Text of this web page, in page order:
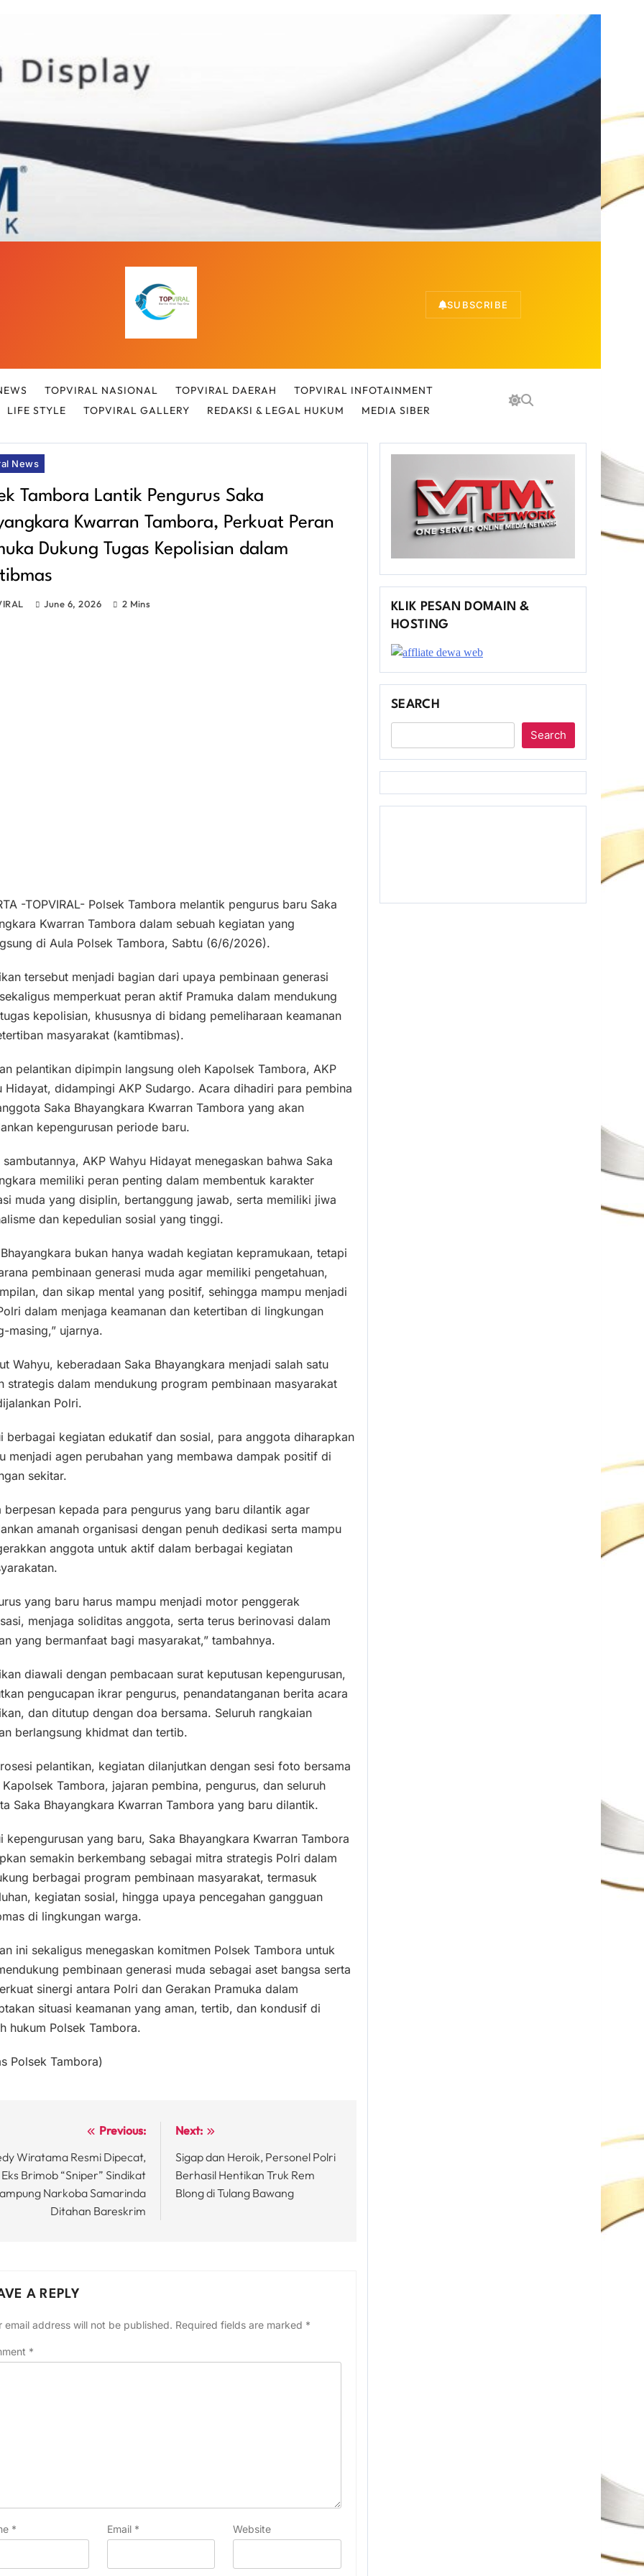
SUBSCRIBE
TOPVIRAL NASIONAL TOPVIRAL DAERAH
TOPVIRAL INFOTAINMENT
LIFE STYLE TOPVIRAL GALLERY REDAKSI & LEGAL HUKUM MEDIA SIBER
News
Tambora Lantik Pengurus Saka
Kwarran Tambora, Perkuat Peran
Dukung Tugas Kepolisian dalam
June 6, 2026 2 Mins
-TOPVIRAL- Polsek Tambora melantik pengurus baru Saka
Kwarran Tambora dalam sebuah kegiatan yang
di Aula Polsek Tambora, Sabtu (6/6/2026).
tersebut menjadi bagian dari upaya pembinaan generasi
memperkuat peran aktif Pramuka dalam mendukung
kepolisian, khususnya di bidang pemeliharaan keamanan
masyarakat (kamtibmas).
pelantikan dipimpin langsung oleh Kapolsek Tambora, AKP
Hidayat, didampingi AKP Sudargo. Acara dihadiri para pembina
Saka Bhayangkara Kwarran Tambora yang akan
kepengurusan periode baru.
sambutannya, AKP Wahyu Hidayat menegaskan bahwa Saka
memiliki peran penting dalam membentuk karakter
muda yang disiplin, bertanggung jawab, serta memiliki jiwa
dan kepedulian sosial yang tinggi.
Bhayangkara bukan hanya wadah kegiatan kepramukaan, tetapi
pembinaan generasi muda agar memiliki pengetahuan,
dan sikap mental yang positif, sehingga mampu menjadi
dalam menjaga keamanan dan ketertiban di lingkungan
masing,” ujarnya.
Wahyu, keberadaan Saka Bhayangkara menjadi salah satu
strategis dalam mendukung program pembinaan masyarakat
Polri.
berbagai kegiatan edukatif dan sosial, para anggota diharapkan
menjadi agen perubahan yang membawa dampak positif di
sekitar.
berpesan kepada para pengurus yang baru dilantik agar
amanah organisasi dengan penuh dedikasi serta mampu
anggota untuk aktif dalam berbagai kegiatan
yang baru harus mampu menjadi motor penggerak
menjaga soliditas anggota, serta terus berinovasi dalam
yang bermanfaat bagi masyarakat,” tambahnya.
diawali dengan pembacaan surat keputusan kepengurusan,
pengucapan ikrar pengurus, penandatanganan berita acara
dan ditutup dengan doa bersama. Seluruh rangkaian
berlangsung khidmat dan tertib.
pelantikan, kegiatan dilanjutkan dengan sesi foto bersama
Kapolsek Tambora, jajaran pembina, pengurus, dan seluruh
Saka Bhayangkara Kwarran Tambora yang baru dilantik.
kepengurusan yang baru, Saka Bhayangkara Kwarran Tambora
semakin berkembang sebagai mitra strategis Polri dalam
berbagai program pembinaan masyarakat, termasuk
kegiatan sosial, hingga upaya pencegahan gangguan
di lingkungan warga.
ini sekaligus menegaskan komitmen Polsek Tambora untuk
pembinaan generasi muda sebagai aset bangsa serta
sinergi antara Polri dan Gerakan Pramuka dalam
situasi keamanan yang aman, tertib, dan kondusif di
hukum Polsek Tambora.
Polsek Tambora)
Previous:
Wiratama Resmi Dipecat,
Eks Brimob “Sniper” Sindikat
Narkoba Samarinda
Ditahan Bareskrim
Next:
Sigap dan Heroik, Personel Polri
Berhasil Hentikan Truk Rem
Blong di Tulang Bawang
A REPLY
email address will not be published. Required fields are marked *
*
* Email * Website
KLIK PESAN DOMAIN &
HOSTING
SEARCH
Search